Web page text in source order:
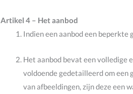
Artikel 4 – Het aanbod
Indien een aanbod een
Het aanbod bevat een volledige
voldoende gedetailleerd om een
van afbeeldingen, zijn deze een